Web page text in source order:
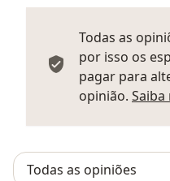
Todas as
por isso os
pagar para
opinião. Saiba